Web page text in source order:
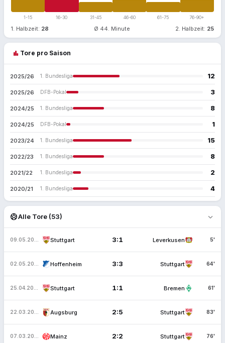
1-15 16-30 31-45 46-60 61-75 76-90+
1. Halbzeit: 28 Ø 44. Minute 2. Halbzeit: 25
bar_chart Tore pro Saison
2025/26 1. Bundesliga 12
2025/26 DFB-Pokal 3
2024/25 1. Bundesliga 8
2024/25 DFB-Pokal 1
2023/24 1. Bundesliga 15
2022/23 1. Bundesliga 8
2021/22 1. Bundesliga 2
2020/21 1. Bundesliga 4
sports_soccerAlle Tore (53) expand_more
Stuttgart 3:1 Leverkusen 5'
Hoffenheim 3:3 Stuttgart 64'
Stuttgart 1:1 Bremen 61'
Augsburg 2:5 Stuttgart 83'
Mainz 2:2 Stuttgart 76'